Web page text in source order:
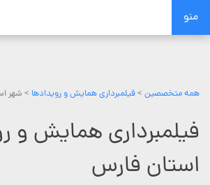
Skip
منو
همه متخصصین >فیلمبرداری همایش و رویدادها > شهر
فیلمبرداری همایش و
استان فارس